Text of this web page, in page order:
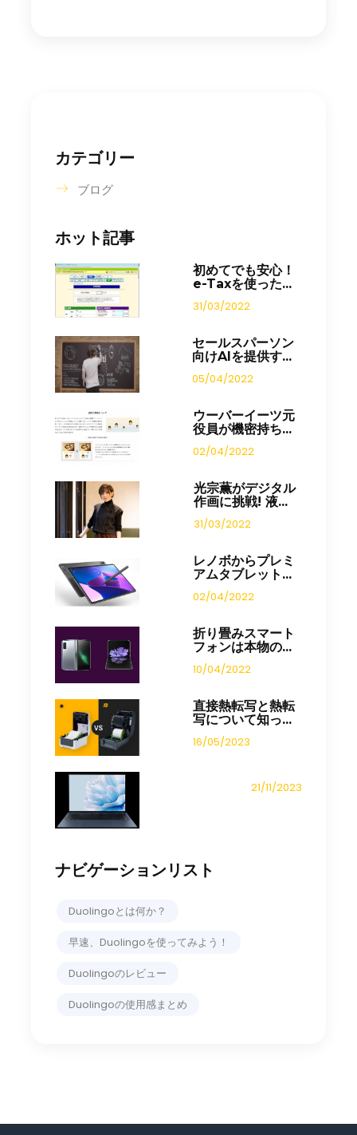
カテゴリー
ブログ
ホット記事
初めてでも安心！
e-Taxを使った...
31/03/2022
セールスパーソン
向けAIを提供す...
05/04/2022
ウーバーイーツ元
役員が機密持ち...
02/04/2022
光宗薫がデジタル
作画に挑戦! 液...
31/03/2022
レノボからプレミ
アムタブレット...
02/04/2022
折り畳みスマート
フォンは本物の...
10/04/2022
直接熱転写と熱転
写について知っ...
16/05/2023
21/11/2023
ナビゲーションリスト
Duolingoとは何か？
早速、Duolingoを使ってみよう！
Duolingoのレビュー
Duolingoの使用感まとめ